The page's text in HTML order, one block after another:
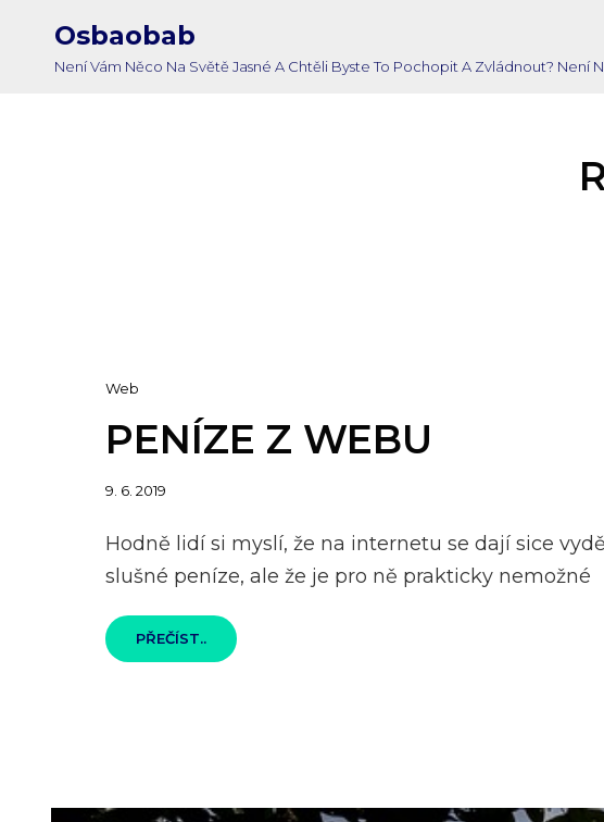
Osbaobab
Není Vám Něco Na Světě Jasné A Chtěli Byste To Pochopit A Zvládnout?
Cat
Web
PENÍZE Z WEBU
Posted
9. 6. 2019
Hodně lidí si myslí, že na internetu se dají sice
slušné peníze, ale že je pro ně prakticky nemožné
PŘEČÍST.. PENÍZE